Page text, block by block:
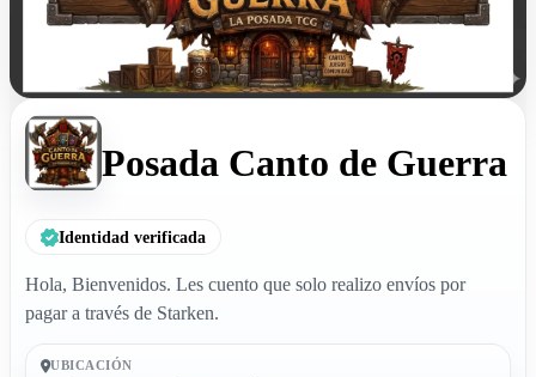
Posada Canto de Guerra
Identidad verificada
Hola, Bienvenidos. Les cuento que solo realizo envíos por
pagar a través de Starken.
UBICACIÓN